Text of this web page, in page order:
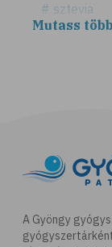
# sztevia
#
# célkitűzés
# étkezési
# hal
#
Mutass
A Gyöngy